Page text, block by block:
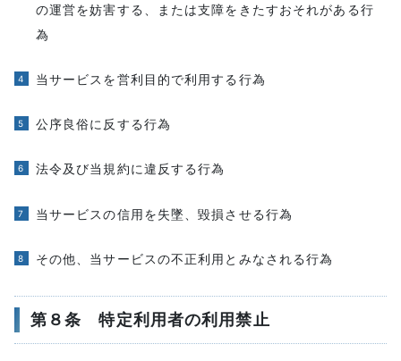
の運営を妨害する、または支障をきたすおそれがある行
為
当サービスを営利目的で利用する行為
公序良俗に反する行為
法令及び当規約に違反する行為
当サービスの信用を失墜、毀損させる行為
その他、当サービスの不正利用とみなされる行為
第８条 特定利用者の利用禁止